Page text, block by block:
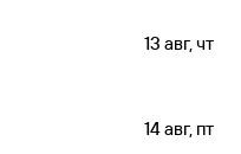
13 авг, чт
14 авг, пт